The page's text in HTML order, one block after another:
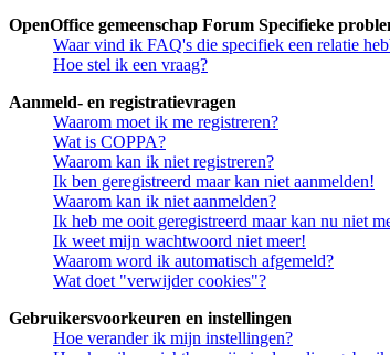
OpenOffice gemeenschap Forum Specifieke
Waar vind ik FAQ's die specifiek een relatie
Hoe stel ik een vraag?
Aanmeld- en registratievragen
Waarom moet ik me registreren?
Wat is COPPA?
Waarom kan ik niet registreren?
Ik ben geregistreerd maar kan niet aanmelden!
Waarom kan ik niet aanmelden?
Ik heb me ooit geregistreerd maar kan nu niet
Ik weet mijn wachtwoord niet meer!
Waarom word ik automatisch afgemeld?
Wat doet "verwijder cookies"?
Gebruikersvoorkeuren en instellingen
Hoe verander ik mijn instellingen?